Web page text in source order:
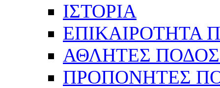
ΙΣΤΟΡΙΑ
ΕΠΙΚΑΙΡΟΤΗΤΑ
ΑΘΛΗΤΕΣ
ΠΡΟΠΟΝΗΤΕΣ